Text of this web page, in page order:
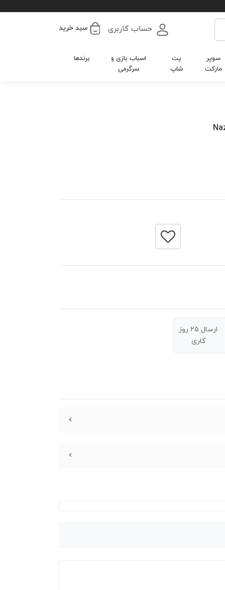
حساب کاربری سبد خرید
سوپر
مارکت
پت
شاپ
اسباب بازی و
سرگرمی
برندها
ارسال ۲۵ روز
کاری